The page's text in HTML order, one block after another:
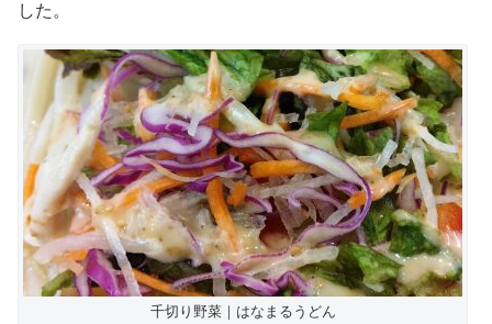
した。
千切り野菜｜はなまるうどん